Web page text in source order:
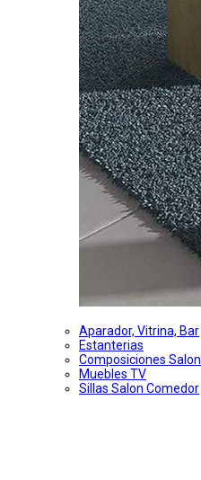
Aparador, Vitrina, Bar
Estanterias
Composiciones Salon
Muebles TV
Sillas Salon Comedor